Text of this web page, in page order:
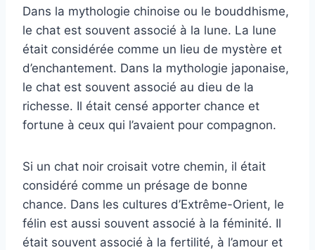
Dans la mythologie chinoise ou le bouddhisme,
le chat est souvent associé à la lune. La lune
était considérée comme un lieu de mystère et
d’enchantement. Dans la mythologie japonaise,
le chat est souvent associé au dieu de la
richesse. Il était censé apporter chance et
fortune à ceux qui l’avaient pour compagnon.
Si un chat noir croisait votre chemin, il était
considéré comme un présage de bonne
chance. Dans les cultures d’Extrême-Orient, le
félin est aussi souvent associé à la féminité. Il
était souvent associé à la fertilité, à l’amour et